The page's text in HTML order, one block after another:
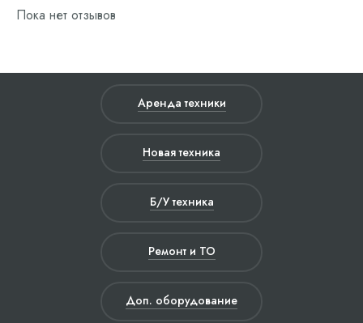
Пока нет отзывов
Аренда техники
Новая техника
Б/У техника
Ремонт и ТО
Доп. оборудование